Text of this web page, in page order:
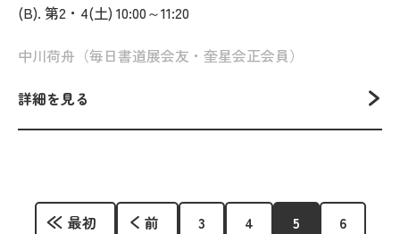
(B). 第2・4(土) 10:00～11:20
中川荷舟（毎日書道展会友・奎星会正会員）
詳細を見る
最初 前 3 4 5
6